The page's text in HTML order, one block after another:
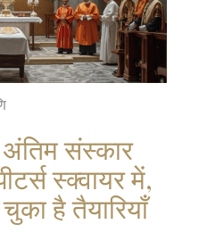
अंतिम संस्कार
स्क्वायर में,
है तैयारियाँ